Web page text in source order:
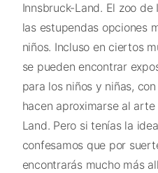
Innsbruck-Land. El zoo
las estupendas opciones
niños. Incluso en ciertos
se pueden encontrar
para los niños y niñas,
hacen aproximarse al
Land. Pero si tenías la
confesamos que por
encontrarás mucho más